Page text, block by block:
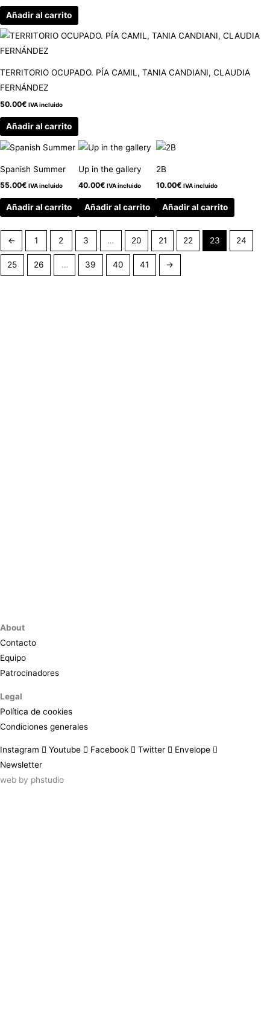
Añadir al carrito
TERRITORIO OCUPADO. PÍA CAMIL, TANIA CANDIANI, CLAUDIA
FERNÁNDEZ
50.00€ IVA incluido
Añadir al carrito
Spanish Summer
55.00€ IVA incluido
Añadir al carrito
Up in the gallery
40.00€ IVA incluido
Añadir al carrito
2B
10.00€ IVA incluido
Añadir al carrito
← 1 2 3 … 20 21 22 23 24
25 26 … 39 40 41 →
About
Contacto
Equipo
Patrocinadores
Legal
Política de cookies
Condiciones generales
Instagram Youtube Facebook Twitter
Envelope
Newsletter
web by phstudio